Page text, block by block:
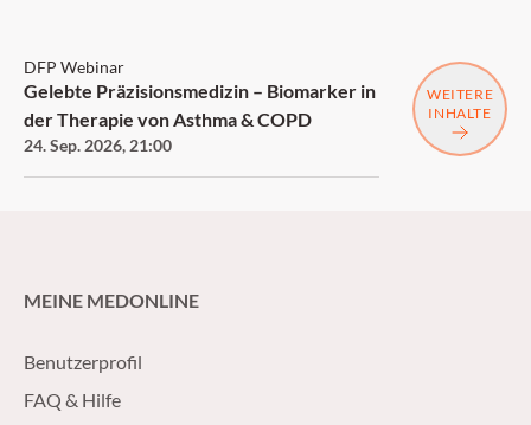
DFP Webinar
Gelebte Präzisionsmedizin – Biomarker in
der Therapie von Asthma & COPD
24. Sep. 2026, 21:00
WEITERE
INHALTE
MEINE MEDONLINE
Benutzerprofil
FAQ & Hilfe